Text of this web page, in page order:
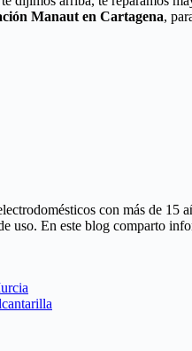
Manaut en Cartagena,
con más de
uso. En este blog comparto